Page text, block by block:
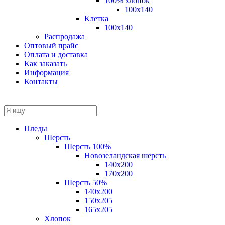
100x140
Клетка
100х140
Распродажа
Оптовый прайс
Оплата и доставка
Как заказать
Информация
Контакты
Пледы
Шерсть
Шерсть 100%
Новозеландская шерсть
140х200
170x200
Шерсть 50%
140x200
150х205
165х205
Хлопок